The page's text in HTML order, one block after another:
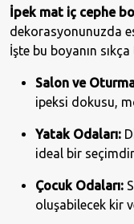
İpek mat iç cephe
dekorasyonunuzda
İşte bu boyanın
Salon ve
ipeksi dokusu,
Yatak Odaları:
ideal bir
Çocuk Odaları:
oluşabilecek kir